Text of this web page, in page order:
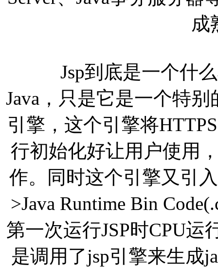
成
Jsp到底是一个什么
Java，只是它是一个特
引擎，这个引擎将
行初始化好让用户使用
作。同时这个引擎又引
>Java Runtime Bin
第一次运行JSP时CPU
是调用了jsp引擎来生成